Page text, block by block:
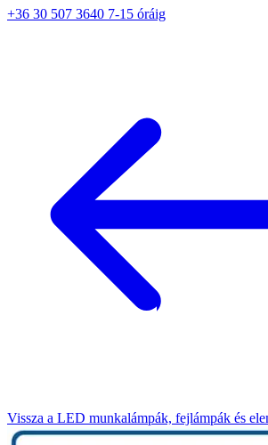
+36 30 507 3640 7-15 óráig
Vissza a LED munkalámpák, fejlámpák és